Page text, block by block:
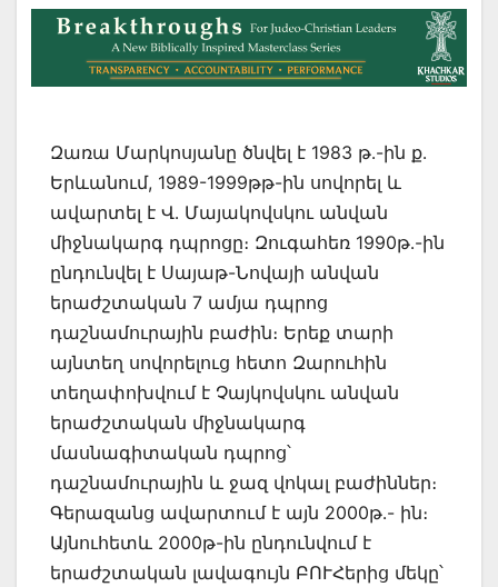
Զառա Մարկոսյանը ծնվել է 1983 թ․-ին ք․
Երևանում, 1989-1999թթ-ին սովորել և
ավարտել է Վ․ Մայակովսկու անվան
միջնակարգ դպրոցը։ Զուգահեռ 1990թ․-ին
ընդունվել է Սայաթ-Նովայի անվան
երաժշտական 7 ամյա դպրոց
դաշնամուրային բաժին։ Երեք տարի
այնտեղ սովորելուց հետո Զարուհին
տեղափոխվում է Չայկովսկու անվան
երաժշտական միջնակարգ
մասնագիտական դպրոց՝
դաշնամուրային և ջազ վոկալ բաժիններ։
Գերազանց ավարտում է այն 2000թ․- ին։
Այնուհետև 2000թ-ին ընդունվում է
երաժշտական լավագույն ԲՈՒՀերից մեկը՝